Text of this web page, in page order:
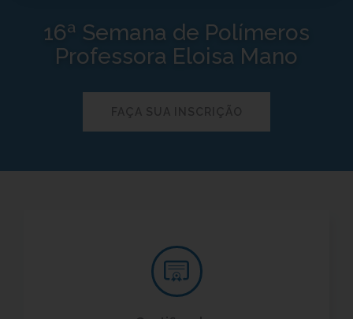
16ª Semana de Polímeros
Professora Eloisa Mano